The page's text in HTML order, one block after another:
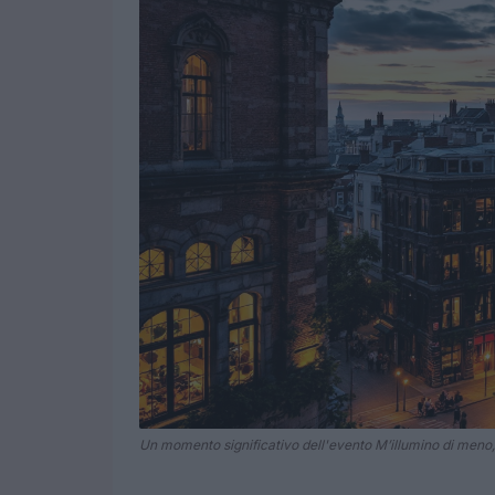
Un momento significativo dell'evento M’illumino di